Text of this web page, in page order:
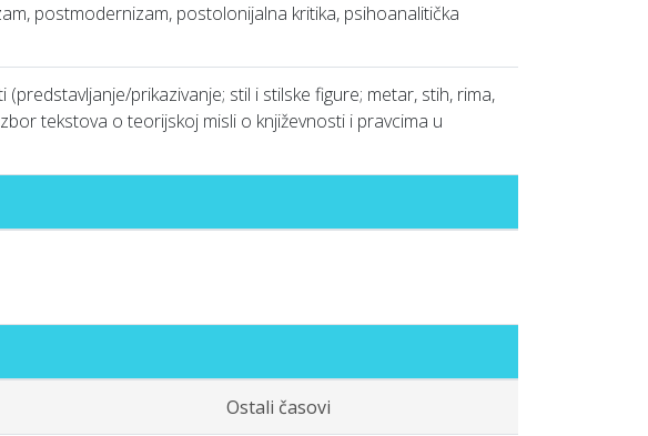
postmodernizam, postolonijalna kritika, psihoanalitička
prikazivanje; stil i stilske figure; metar, stih, rima,
tekstova o teorijskoj misli o književnosti i pravcima u
Ostali časovi